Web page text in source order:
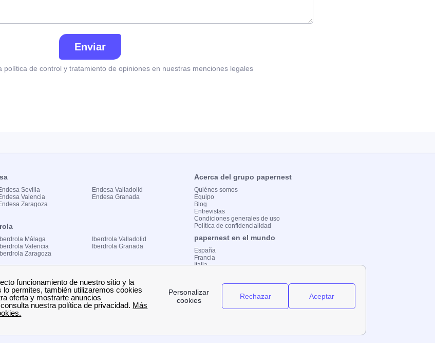
Enviar
política de control y tratamiento de opiniones en nuestras menciones legales
Sevilla
Valencia
Zaragoza
Endesa Valladolid
Endesa Granada
Iberdrola Málaga
Iberdrola Valencia
Iberdrola Zaragoza
Iberdrola Valladolid
Iberdrola Granada
Sevilla
Valencia
Naturgy Zaragoza
Naturgy Valladolid
Naturgy Granada
Acerca del grupo papernest
Quiénes somos
Equipo
Blog
Entrevistas
Condiciones generales de uso
Política de confidencialidad
papernest en el mundo
España
Francia
Italia
Escribe para nosotros
Tel : 919014228
Correo: redaccion@papernest.com
Sede: Carrer Ramon Turró 200